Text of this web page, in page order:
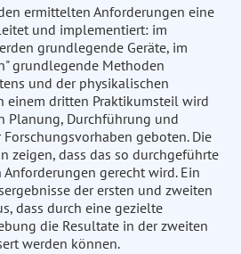
ermittelten Anforderungen eine
und implementiert: im
grundlegende Geräte, im
grundlegende Methoden
und der physikalischen
einem dritten Praktikumsteil wird
Planung, Durchführung und
geboten. Die
zeigen, dass das so durchgeführte
gerecht wird. Ein
der ersten und zweiten
dass durch eine gezielte
die Resultate in der zweiten
werden können.